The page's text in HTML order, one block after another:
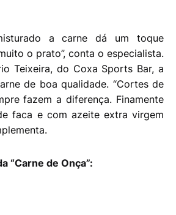
a carne dá um toque
o prato”, conta o especialista.
Teixeira, do Coxa Sports Bar, a
de boa qualidade. “Cortes de
fazem a diferença. Finamente
faca e com azeite extra virgem
“Carne de Onça”: